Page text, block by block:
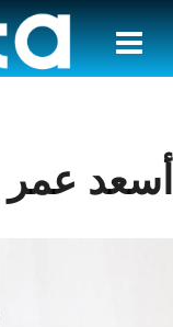
أسعد عمر